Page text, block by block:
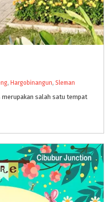
, Hargobinangun, Sleman
merupakan salah satu tempat